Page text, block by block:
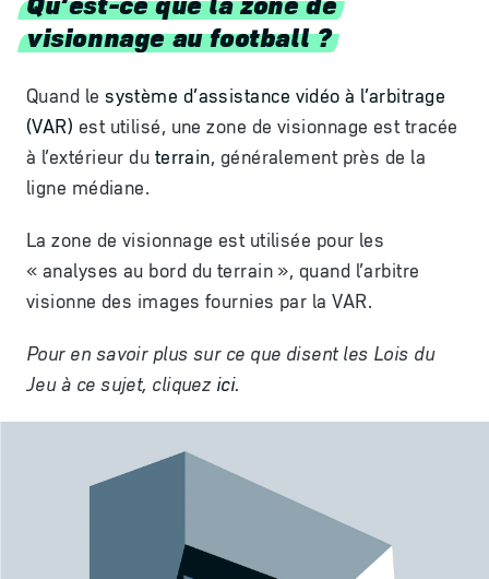
visionnage au football ?
Quand lesystème d’assistance vidéo à l’arbitrage
(VAR) est utilisé, une zone de visionnage est tracée
à l’extérieur du terrain, généralement près de la
ligne médiane.
La zone de visionnage est utilisée pour les
« analyses au bord du terrain », quand l’arbitre
visionne des images fournies par la VAR.
Pour en savoir plus sur ce que disent les Lois du
Jeuà ce sujet, cliquez ici.